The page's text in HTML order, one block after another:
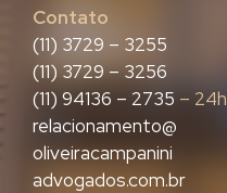
Contato
(11) 3729 – 3255
(11) 3729 – 3256
(11) 94136 – 2735 – 24h
relacionamento@
oliveiracampanini
advogados.com.br